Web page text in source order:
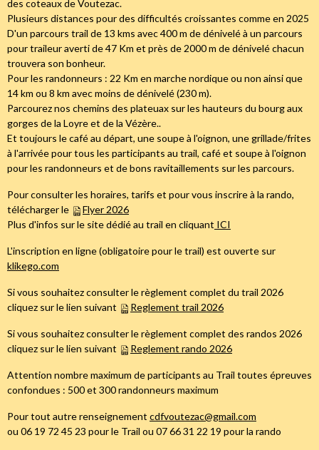
des coteaux de Voutezac.
Plusieurs distances pour des difficultés croissantes comme en 2025
D'un parcours trail de 13 kms avec 400 m de dénivelé à un parcours
pour traileur averti de 47 Km et près de 2000 m de dénivelé chacun
trouvera son bonheur.
Pour les randonneurs : 22 Km en marche nordique ou non ainsi que
14 km ou 8 km avec moins de dénivelé (230 m).
Parcourez nos chemins des plateuax sur les hauteurs du bourg aux
gorges de la Loyre et de la Vézère..
Et toujours le café au départ, une soupe à l'oignon, une grillade/frites
à l'arrivée pour tous les participants au trail, café et soupe à l'oignon
pour les randonneurs et de bons ravitaillements sur les parcours.
Pour consulter les horaires, tarifs et pour vous inscrire à la rando,
télécharger le
Flyer 2026
Plus d'infos sur le site dédié au trail en cliquant ICI
L'inscription en ligne (obligatoire pour le trail) est ouverte sur
klikego.com
Si vous souhaitez consulter le règlement complet du trail 2026
cliquez sur le lien suivant
Reglement trail 2026
Si vous souhaitez consulter le règlement complet des randos 2026
cliquez sur le lien suivant
Reglement rando 2026
Attention nombre maximum de participants au Trail toutes épreuves
confondues : 500 et 300 randonneurs maximum
Pour tout autre renseignement cdfvoutezac@gmail.com
ou 06 19 72 45 23 pour le Trail ou 07 66 31 22 19 pour la rando